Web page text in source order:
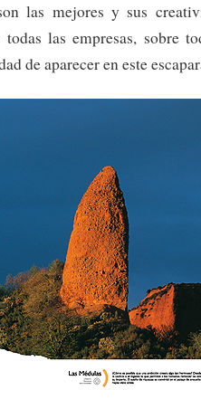
las mejores y sus
las empresas, sobre
de aparecer en este